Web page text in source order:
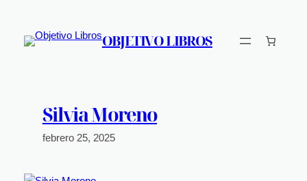
contenido
OBJETIVO LIBROS
Silvia Moreno
febrero 25, 2025